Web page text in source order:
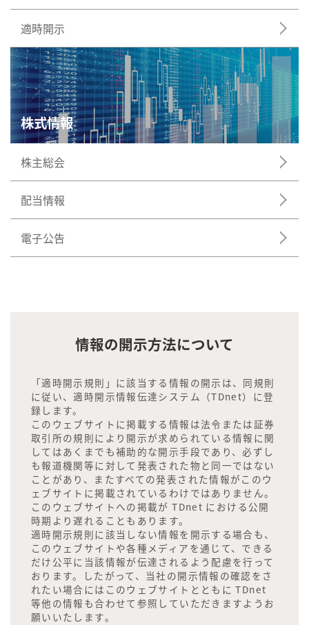
適時開示
株式情報
株主総会
配当情報
電子公告
情報の開示方法について
「適時開示規則」に該当する情報の開示は、同規則
に従い、適時開示情報伝達システム（TDnet）に登
録します。
このウェブサイトに掲載する情報は法令または証券
取引所の規則により開示が求められている情報に関
してはあくまでも補助的な開示手段であり、必ずし
も報道機関等に対して発表された物と同一ではない
ことがあり、またすべての発表された情報がこのウ
ェブサイトに掲載されているわけではありません。
このウェブサイトへの掲載が TDnet における公開
時期より遅れることもあります。
適時開示規則に該当しない情報を開示する場合も、
このウェブサイトや各種メディアを通じて、できる
だけ公平に当該情報が伝達されるよう配慮を行って
おります。したがって、当社の開示情報の確認をさ
れたい場合にはこのウェブサイトとともに TDnet
等他の情報も合わせて参照していただきますようお
願いいたします。